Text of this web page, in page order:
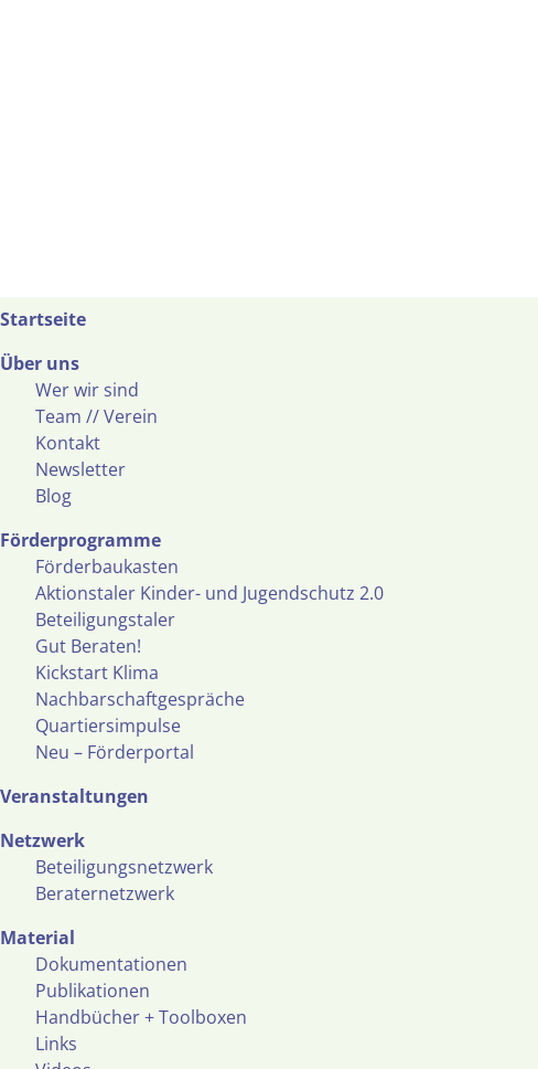
Startseite
Über uns
Wer wir sind
Team // Verein
Kontakt
Newsletter
Blog
Förderprogramme
Förderbaukasten
Aktionstaler Kinder- und Jugendschutz 2.0
Beteiligungstaler
Gut Beraten!
Kickstart Klima
Nachbarschaftgespräche
Quartiersimpulse
Neu – Förderportal
Veranstaltungen
Netzwerk
Beteiligungsnetzwerk
Beraternetzwerk
Material
Dokumentationen
Publikationen
Handbücher + Toolboxen
Links